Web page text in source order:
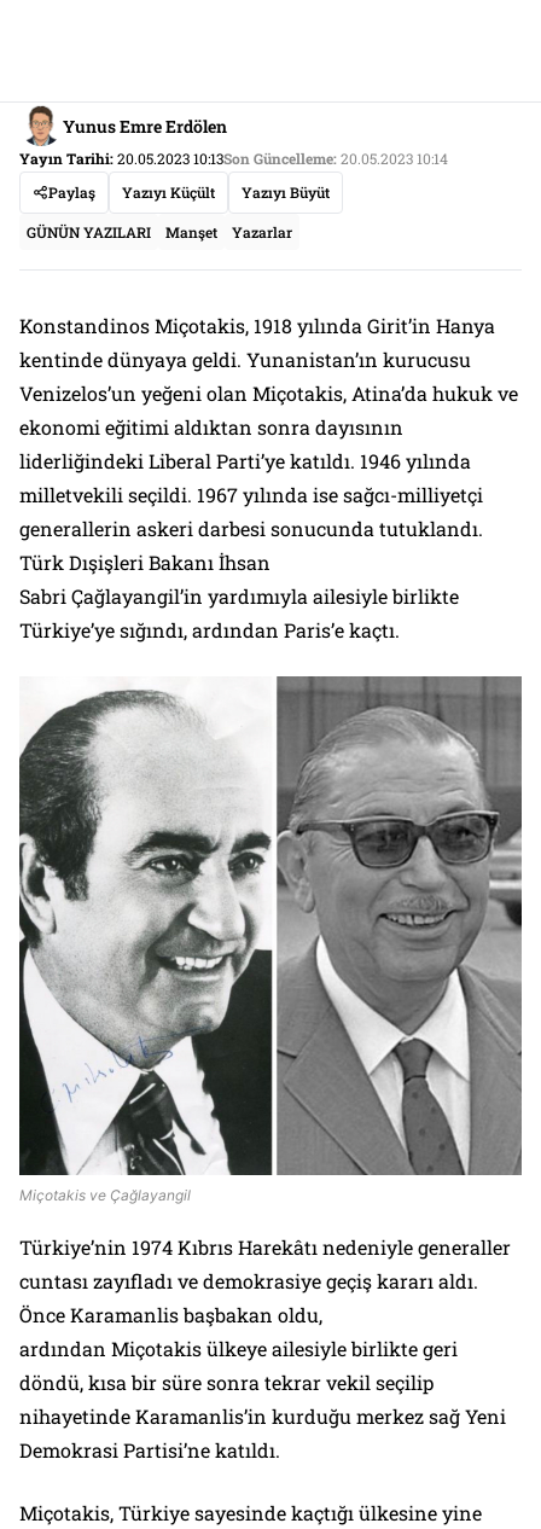
Yunus Emre Erdölen
Yayın Tarihi:20.05.2023 10:13Son Güncelleme:20.05.2023 10:14
Paylaş
Yazıyı Küçült Yazıyı Büyüt
GÜNÜN YAZILARI Manşet Yazarlar
Konstandinos Miçotakis, 1918 yılında Girit’in Hanya
kentinde dünyaya geldi. Yunanistan’ın kurucusu
Venizelos’un yeğeni olan Miçotakis, Atina’da hukuk ve
ekonomi eğitimi aldıktan sonra dayısının
liderliğindeki Liberal Parti’ye katıldı. 1946 yılında
milletvekili seçildi. 1967 yılında ise sağcı-milliyetçi
generallerin askeri darbesi sonucunda tutuklandı.
Türk Dışişleri Bakanı İhsan
Sabri Çağlayangil’in yardımıyla ailesiyle birlikte
Türkiye’ye sığındı, ardından Paris’e kaçtı.
Miçotakis ve Çağlayangil
Türkiye’nin 1974 Kıbrıs Harekâtı nedeniyle generaller
cuntası zayıfladı ve demokrasiye geçiş kararı aldı.
Önce Karamanlis başbakan oldu,
ardından Miçotakis ülkeye ailesiyle birlikte geri
döndü, kısa bir süre sonra tekrar vekil seçilip
nihayetinde Karamanlis’in kurduğu merkez sağ Yeni
Demokrasi Partisi’ne katıldı.
Miçotakis, Türkiye sayesinde kaçtığı ülkesine yine